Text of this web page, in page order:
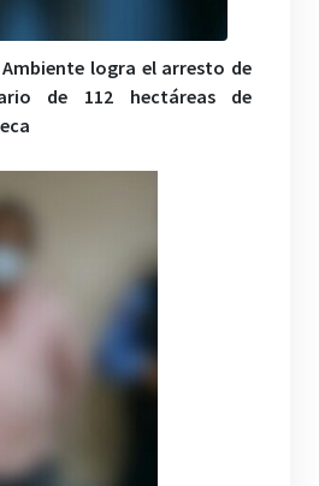
logra el arresto de
de 112 hectáreas de